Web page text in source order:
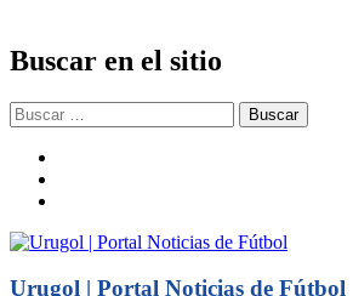
Buscar en el sitio
Buscar:
Urugol | Portal Noticias de Fútbol